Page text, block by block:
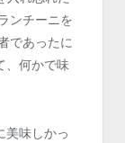
ンチーニを
であったに
、何かで味
美味しかっ